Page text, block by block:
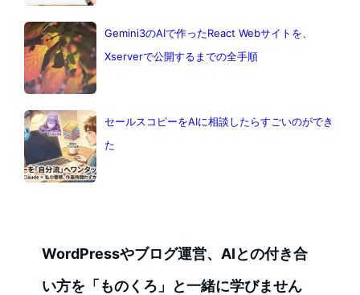
Gemini3のAIで作ったReact Webサイトを、
Xserverで公開するまでの全手順
セールスコピーをAIに相談したらすごいのができ
た
WordPressやブログ運営、AIとの付き合
い方を「ものくろ」と一緒に学びません